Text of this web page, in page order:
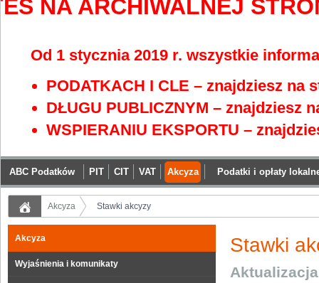
NA ARCHIWALNEJ
Od 1 stycznia 2019 r. wszystkie
PODATKACH I CLE – znajdziesz na
DŁUGU PUBLICZNYM – znajdziesz
WSPIERANIU EKSPORTU –
ABC Podatków PIT CIT VAT Akcyza Podatki i opłaty
Akcyza Stawki akcyzy
Akcyza
Wyjaśnienia i komunikaty
Stawki